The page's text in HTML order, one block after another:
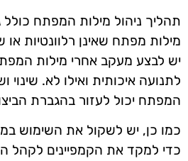
תהליך ניהול מילות המפתח
מילות מפתח שאינן רלוונטיות או
יש לבצע מעקב אחרי מילות
לתנועה איכותית ואילו לא. שינוי
המפתח יכול לעזור בהגברת
כמו כן, יש לשקול את השימוש
כדי למקד את הקמפיינים לקהל